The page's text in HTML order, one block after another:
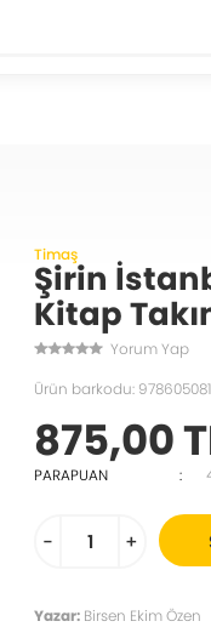
Timaş
Şirin
Kitap
Yorum Yap
Ürün barkodu:
875,00
PARAPUAN
:
- +
Yazar:Birsen Ekim Özen